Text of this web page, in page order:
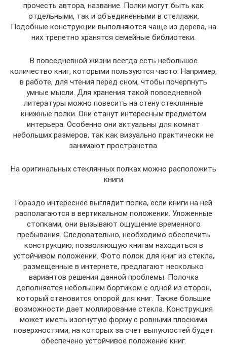
прочесть автора, название. Полки могут быть как
отдельными, так и объединенными в стеллажи.
Подобные конструкции выполняются чаще из дерева, на
них трепетно хранятся семейные библиотеки.
В повседневной жизни всегда есть небольшое
количество книг, которыми пользуются часто. Например,
в работе, для чтения перед сном, чтобы почерпнуть
умные мысли. Для хранения такой повседневной
литературы можно повесить на стену стеклянные
книжные полки. Они станут интересным предметом
интерьера. Особенно они актуальны для комнат
небольших размеров, так как визуально практически не
занимают пространства.
На оригинальных стеклянных полках можно расположить
книги
Гораздо интереснее выглядит полка, если книги на ней
располагаются в вертикальном положении. Уложенные
стопками, они вызывают ощущение временного
пребывания. Следовательно, необходимо обеспечить
конструкцию, позволяющую книгам находиться в
устойчивом положении. Фото полок для книг из стекла,
размещенные в интернете, предлагают несколько
вариантов решения данной проблемы. Полочка
дополняется небольшим бортиком с одной из сторон,
который становится опорой для книг. Также большие
возможности дает моллирование стекла. Конструкция
может иметь изогнутую форму с ровными плоскими
поверхностями, на которых за счет выпуклостей будет
обеспечено устойчивое положение книг.